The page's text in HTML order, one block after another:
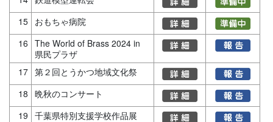
15 おもちゃ病院
16 The World of Brass 2024 in
県民プラザ
17 第２回とうかつ地域文化祭
18 晩秋のコンサート
19 千葉県特別支援学校作品展